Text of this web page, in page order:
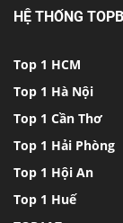
HỆ THỐNG
Top 1 HCM
Top 1 Hà Nội
Top 1 Cần Thơ
Top 1 Hải Phòng
Top 1 Hội An
Top 1 Huế